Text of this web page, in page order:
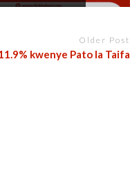
Older Post
kwenye Pato la Taifa